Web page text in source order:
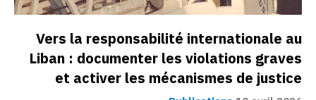
Vers la responsabilité internationale au
Liban : documenter les violations graves
et activer les mécanismes de justice